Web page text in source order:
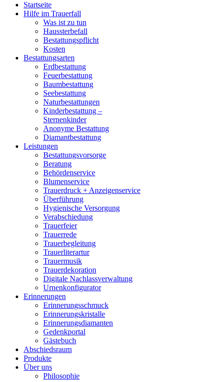
Startseite
Hilfe im Trauerfall
Was ist zu tun
Haussterbefall
Bestattungspflicht
Kosten
Bestattungsarten
Erdbestattung
Feuerbestattung
Baumbestattung
Seebestattung
Naturbestattungen
Kinderbestattung –
Sternenkinder
Anonyme Bestattung
Diamantbestattung
Leistungen
Bestattungsvorsorge
Beratung
Behördenservice
Blumenservice
Trauerdruck + Anzeigenservice
Überführung
Hygienische Versorgung
Verabschiedung
Trauerfeier
Trauerrede
Trauerbegleitung
Trauerliterartur
Trauermusik
Trauerdekoration
Digitale Nachlassverwaltung
Urnenkonfigurator
Erinnerungen
Erinnerungsschmuck
Erinnerungskristalle
Erinnerungsdiamanten
Gedenkportal
Gästebuch
Abschiedsraum
Produkte
Über uns
Philosophie